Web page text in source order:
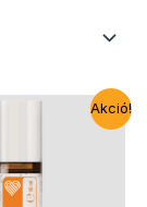
Akció!